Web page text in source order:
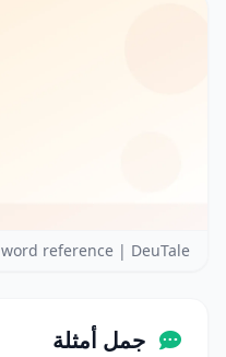
reference | DeuTale
جمل أمثلة